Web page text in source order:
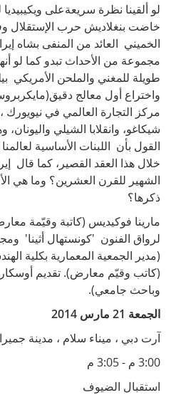
الخميني العائد من المنفى بشاه
مجموعة من الأحداث تبدو كما لو
طويلة للمغني والملحن الأمريكي
واختراع أول معالج
مركز التجارة العالمي في
شيكاغو، وانقلابا الشيلي
القول بأن اللبنات الأساسية
خلال هذا العقد القصير، كما قال
الشهير للقرن العشرين؟ وما هي
ذكرها؟
مارينا فوكيديس (كاتبة وقيّمة
لرواق الفنون 'كونستهال أثينا'
(مدير الجمعية المعمارية بكلية
(كاتب وقيّم معارض). تقديم أوسكار
وباحث جامعي).
الجمعة 21 مارس 2014
آرت دبي ، ميناء سلام ، مدينة
3:00 م - 3:05 م
استقبال الضيوف